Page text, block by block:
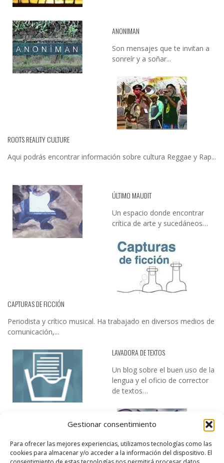
Gestionar consentimiento
Para ofrecer las mejores experiencias, utilizamos tecnologías como las
cookies para almacenar y/o acceder a la información del dispositivo. El
ANONIMAN
Son mensajes que te invitan a
sonreír y a soñar...
ROOTS REALITY CULTURE
Aqui podrás encontrar información sobre cultura Reggae y Rap...
ÚLTIMO MAUDIT
Un espacio donde encontrar
crítica de arte y sucedáneos…
CAPTURAS DE FICCIÓN
Periodista y crítico musical. Ha trabajado en diversos medios de
comunicación,...
LAVADORA DE TEXTOS
Un blog sobre el buen uso de la
lengua y el oficio de corrector
de textos…